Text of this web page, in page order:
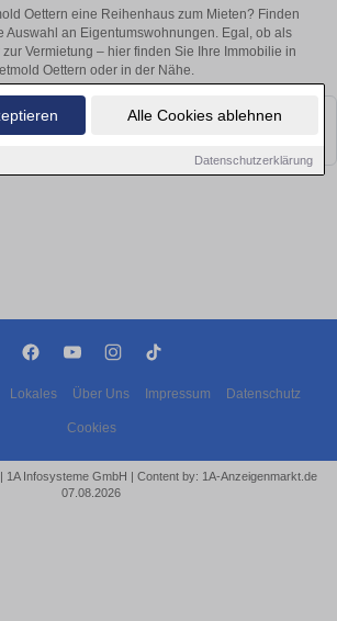
Alle Cookies ablehnen
Datenschutzerklärung
Oettern eine Reihenhaus zum Mieten? Finden
Auswahl an Eigentumswohnungen. Egal, ob als
Vermietung – hier finden Sie Ihre Immobilie in
Oettern oder in der Nähe.
keine passenden Objekte finden. Schauen Sie
Lokales Über Uns Impressum Datenschutz
Cookies
1A Infosysteme GmbH | Content by: 1A-Anzeigenmarkt.de
07.08.2026